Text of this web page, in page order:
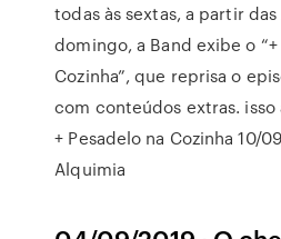
todas às sextas, a partir
domingo, a Band exibe o “+
Cozinha”, que reprisa o
com conteúdos extras. isso
+ Pesadelo na Cozinha 10/
Alquimia